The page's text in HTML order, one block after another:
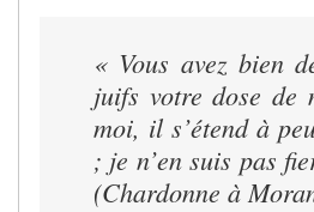
« Vous avez bien
juifs votre dose de
moi, il s’étend à
; je n’en suis pas
(Chardonne à